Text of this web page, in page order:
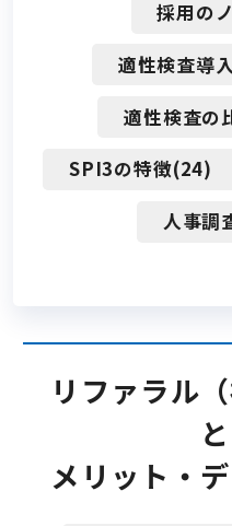
高卒採用で使う
よくある質問
活用場面
サポート体制
よくある質問
セミナー情報
資料請求
採用の
適性検査導
適性検査の
SPI3の特徴(24)
人事調
リファラル
メリット・